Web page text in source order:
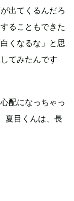
出てくるんだろ
ることもできた
くなるな」と思
てみたんです
配になっちゃっ
夏目くんは、長